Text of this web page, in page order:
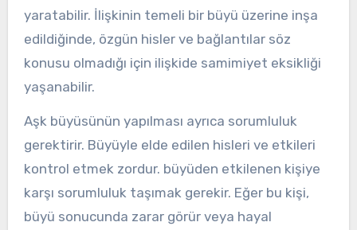
yaratabilir. İlişkinin temeli bir büyü üzerine inşa
edildiğinde, özgün hisler ve bağlantılar söz
konusu olmadığı için ilişkide samimiyet eksikliği
yaşanabilir.
Aşk büyüsünün yapılması ayrıca sorumluluk
gerektirir. Büyüyle elde edilen hisleri ve etkileri
kontrol etmek zordur. büyüden etkilenen kişiye
karşı sorumluluk taşımak gerekir. Eğer bu kişi,
büyü sonucunda zarar görür veya hayal